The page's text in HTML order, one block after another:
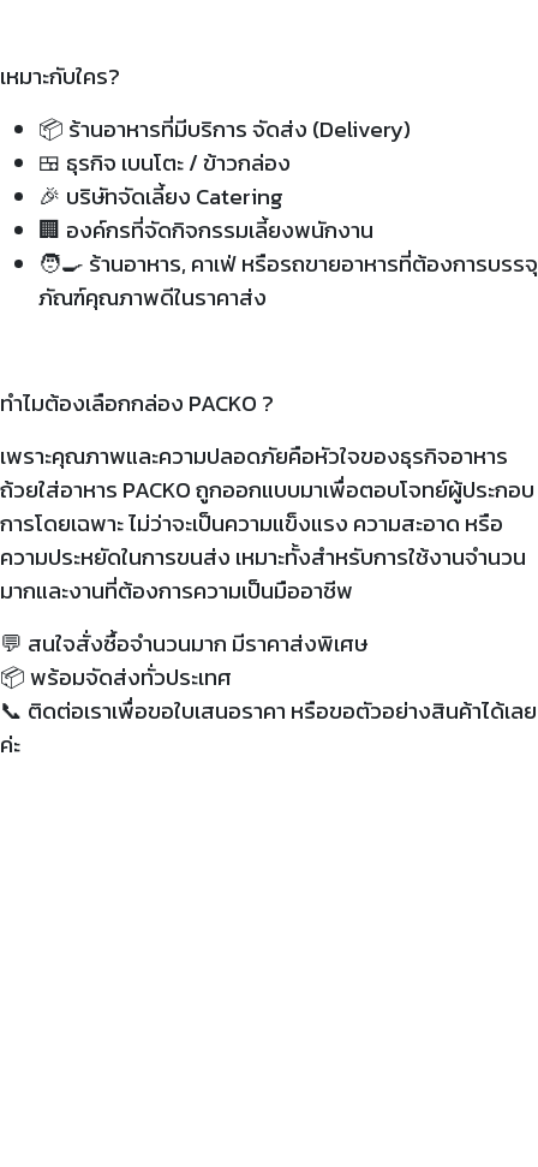
เหมาะกับใคร?
📦 ร้านอาหารที่มีบริการ จัดส่ง (Delivery)
🍱 ธุรกิจ เบนโตะ / ข้าวกล่อง
🎉 บริษัทจัดเลี้ยง Catering
🏢 องค์กรที่จัดกิจกรรมเลี้ยงพนักงาน
🧑‍🍳 ร้านอาหาร, คาเฟ่ หรือรถขายอาหารที่ต้องการบรรจุ
ภัณฑ์คุณภาพดีในราคาส่ง
ทำไมต้องเลือกกล่อง PACKO ?
เพราะคุณภาพและความปลอดภัยคือหัวใจของธุรกิจอาหาร
ถ้วยใส่อาหาร PACKO ถูกออกแบบมาเพื่อตอบโจทย์ผู้ประกอบ
การโดยเฉพาะ ไม่ว่าจะเป็นความแข็งแรง ความสะอาด หรือ
ความประหยัดในการขนส่ง เหมาะทั้งสำหรับการใช้งานจำนวน
มากและงานที่ต้องการความเป็นมืออาชีพ
💬 สนใจสั่งซื้อจำนวนมาก มีราคาส่งพิเศษ
📦 พร้อมจัดส่งทั่วประเทศ
📞 ติดต่อเราเพื่อขอใบเสนอราคา หรือขอตัวอย่างสินค้าได้เลย
ค่ะ